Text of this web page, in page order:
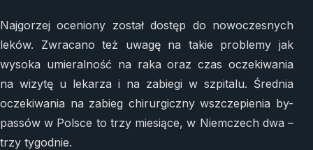
Najgorzej oceniony został dostęp do nowoczesnych
leków. Zwracano też uwagę na takie problemy jak
wysoka umieralność na raka oraz czas oczekiwania
na wizytę u lekarza i na zabiegi w szpitalu. Średnia
oczekiwania na zabieg chirurgiczny wszczepienia by-
passów w Polsce to trzy miesiące, w Niemczech dwa –
trzy tygodnie.